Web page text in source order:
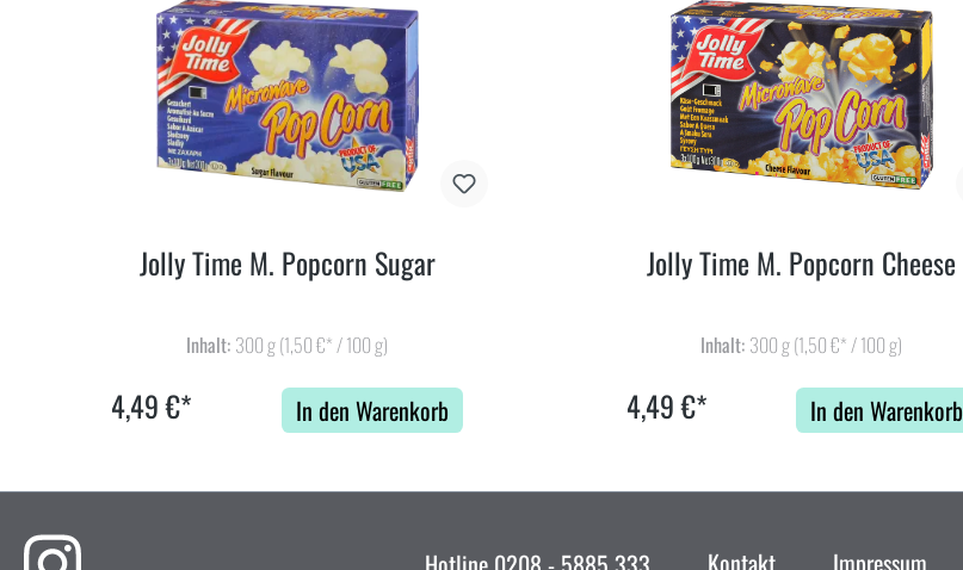
Jolly Time M. Popcorn Sugar
Inhalt: 300 g(1,50 €* / 100 g)
4,49 €* In den Warenkorb
Jolly Time M. Popcorn Cheese
Inhalt: 300 g(1,50 €* / 100 g)
4,49 €* In den Warenkorb